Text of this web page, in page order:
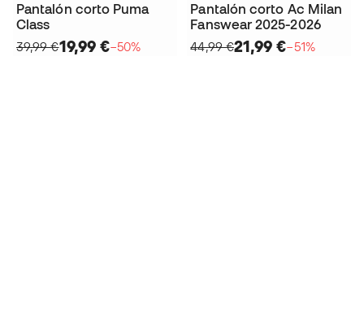
Pantalón corto Puma
Class
39,99 €19,99 €−50%
Pantalón corto Ac Milan
Fanswear 2025-2026
44,99 €21,99 €−51%